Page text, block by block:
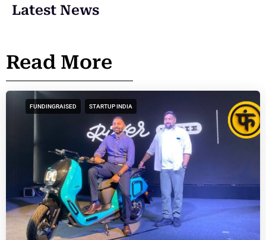
Latest News
Read More
FUNDINGRAISED STARTUP INDIA